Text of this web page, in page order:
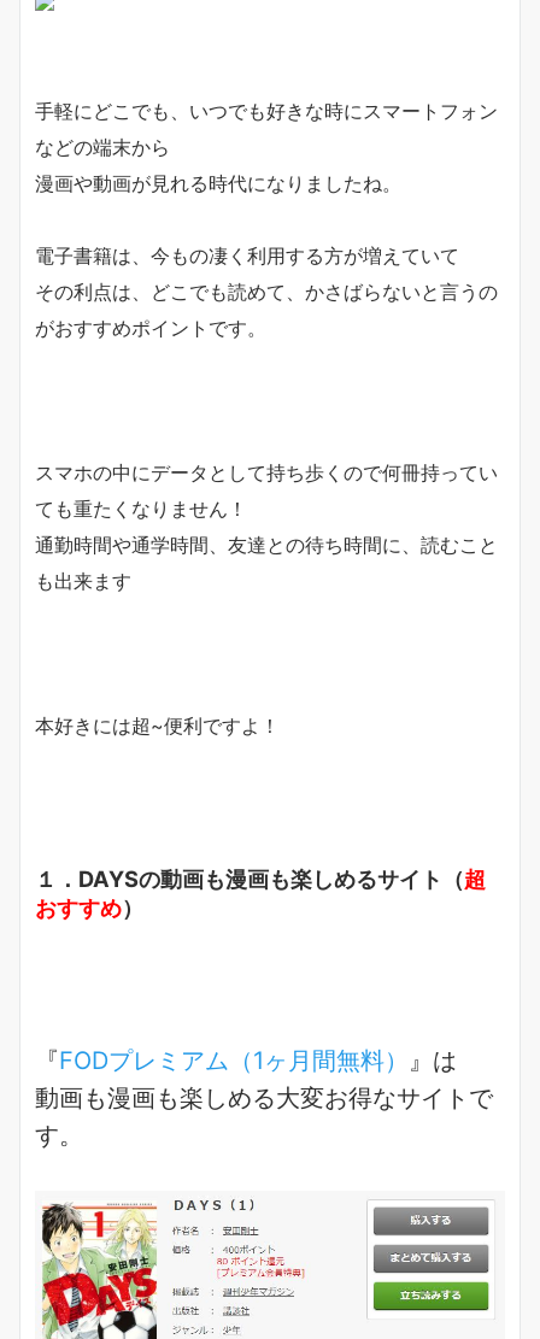
手軽にどこでも、いつでも好きな時にスマートフォン
などの端末から
漫画や動画が見れる時代になりましたね。
電子書籍は、今もの凄く利用する方が増えていて
その利点は、 どこでも読めて、かさばらないと言うの
がおすすめポイントです。
スマホの中にデータとして持ち歩くので何冊持ってい
ても重たくなりません！
通勤時間や通学時間、友達との待ち時間に、読むこと
も出来ます
本好きには超~便利ですよ！
１．DAYSの動画も漫画も楽しめるサイト（超
おすすめ）
『FODプレミアム（1ヶ月間無料） 』は
動画も漫画も楽しめる大変お得なサイトで
す。